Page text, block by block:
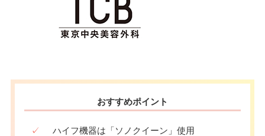
おすすめポイント
✓ ハイフ機器は「ソノクイーン」使用